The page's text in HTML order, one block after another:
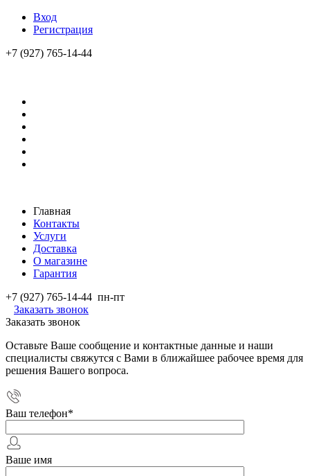
Вход
Регистрация
+7 (927) 765-14-44
Главная
Контакты
Услуги
Доставка
О магазине
Гарантия
+7 (927) 765-14-44 пн-пт
Заказать звонок
Заказать звонок
Оставьте Ваше сообщение и контактные данные и наши
специалисты свяжутся с Вами в ближайшее рабочее время для
решения Вашего вопроса.
Ваш телефон*
Ваше имя